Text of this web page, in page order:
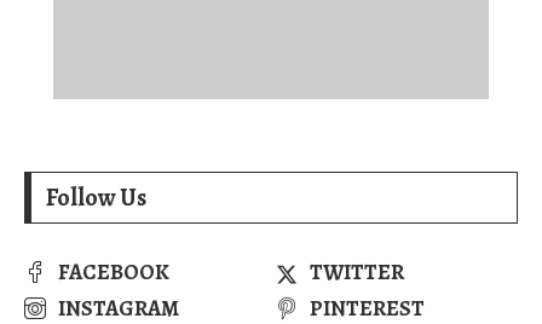
Follow Us
FACEBOOK
TWITTER
INSTAGRAM
PINTEREST